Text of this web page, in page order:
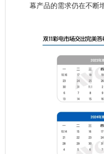
幕产品的需求仍在不断